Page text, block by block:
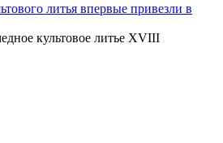
литья впервые привезли в
культовое литье XVIII